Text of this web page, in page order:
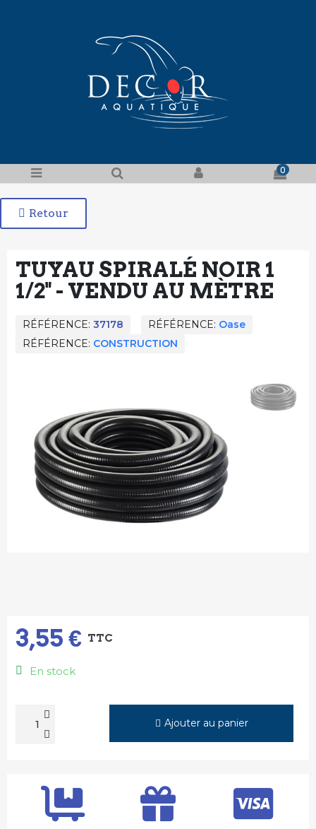
0
Retour
TUYAU SPIRALÉ NOIR 1
1/2" - VENDU AU MÈTRE
RÉFÉRENCE 37178 RÉFÉRENCE Oase
RÉFÉRENCE CONSTRUCTION
3,55 € TTC
En stock
Ajouter au panier